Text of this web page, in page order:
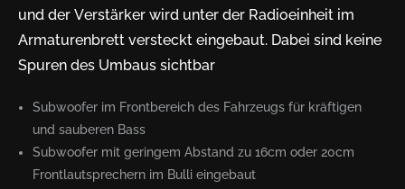
und der Verstärker wird unter der Radioeinheit im
Armaturenbrett versteckt eingebaut. Dabei sind keine
Spuren des Umbaus sichtbar
Subwoofer im Frontbereich des Fahrzeugs für kräftigen
und sauberen Bass
Subwoofer mit geringem Abstand zu 16cm oder 20cm
Frontlautsprechern im Bulli eingebaut